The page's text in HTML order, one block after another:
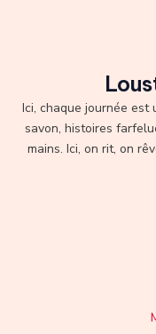
Ici, chaque journée est
savon, histoires
mains. Ici, on rit, on